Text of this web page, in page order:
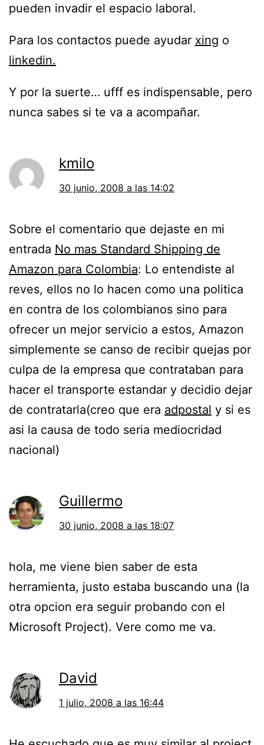
pueden invadir el espacio laboral.
Para los contactos puede ayudar xing o
linkedin.
Y por la suerte… ufff es indispensable, pero
nunca sabes si te va a acompañar.
kmilo
30 junio, 2008 a las 14:02
Sobre el comentario que dejaste en mi
entrada No mas Standard Shipping de
Amazon para Colombia: Lo entendiste al
reves, ellos no lo hacen como una politica
en contra de los colombianos sino para
ofrecer un mejor servicio a estos, Amazon
simplemente se canso de recibir quejas por
culpa de la empresa que contrataban para
hacer el transporte estandar y decidio dejar
de contratarla(creo que era adpostal y si es
asi la causa de todo seria mediocridad
nacional)
Guillermo
30 junio, 2008 a las 18:07
hola, me viene bien saber de esta
herramienta, justo estaba buscando una (la
otra opcion era seguir probando con el
Microsoft Project). Vere como me va.
David
1 julio, 2008 a las 16:44